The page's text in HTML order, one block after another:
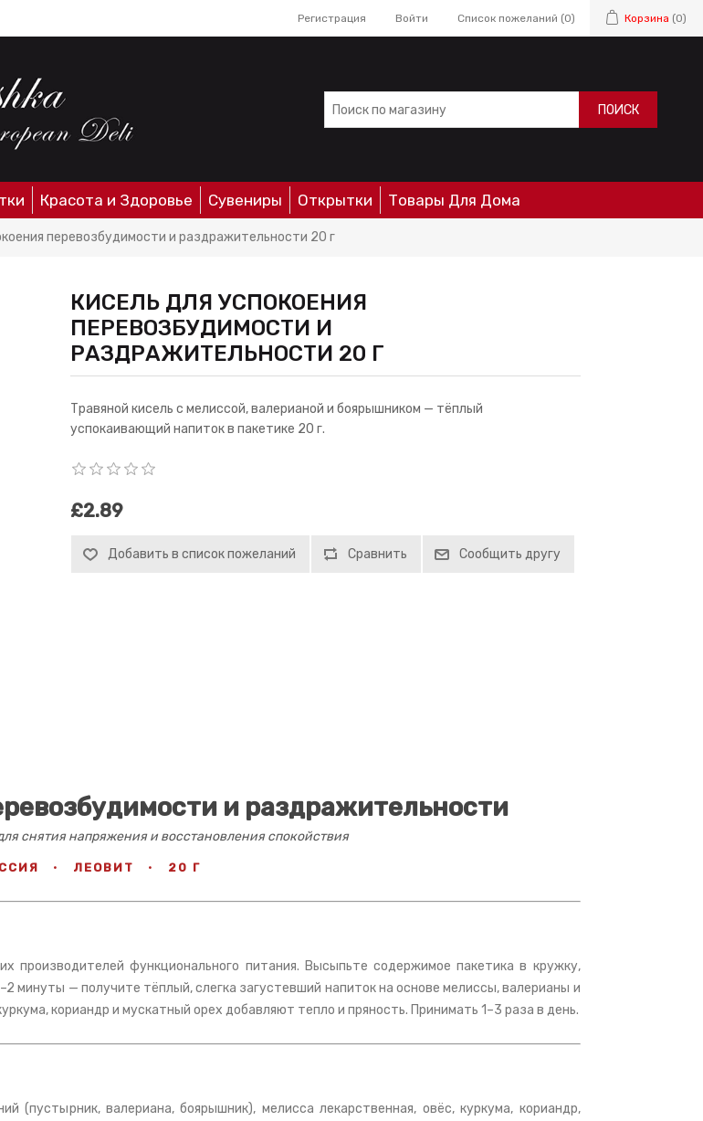
Регистрация Войти Список пожеланий (0) Корзина (0)
ПОИСК
Красота и Здоровье Сувениры Открытки Товары Для Дома
перевозбудимости и раздражительности 20 г
КИСЕЛЬ ДЛЯ УСПОКОЕНИЯ
ПЕРЕВОЗБУДИМОСТИ И
РАЗДРАЖИТЕЛЬНОСТИ 20 Г
Травяной кисель с мелиссой, валерианой и боярышником — тёплый
успокаивающий напиток в пакетике 20 г.
£2.89
Добавить в список пожеланий Сравнить Сообщить другу
и раздражительности
снятия напряжения и восстановления спокойствия
· ЛЕОВИТ · 20 Г
производителей функционального питания. Высыпьте содержимое пакетика в кружку,
минуты — получите тёплый, слегка загустевший напиток на основе мелиссы, валерианы и
кориандр и мускатный орех добавляют тепло и пряность. Принимать 1–3 раза в день.
(пустырник, валериана, боярышник), мелисса лекарственная, овёс, куркума, кориандр,